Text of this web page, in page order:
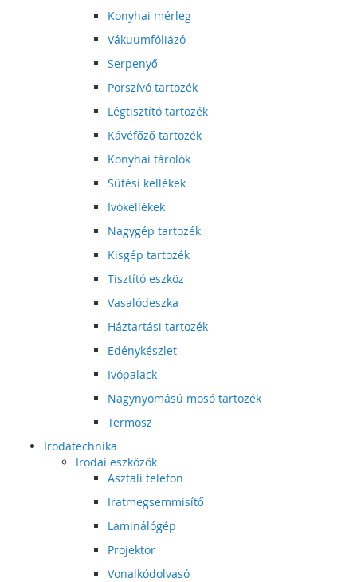
Konyhai mérleg
Vákuumfóliázó
Serpenyő
Porszívó tartozék
Légtisztító tartozék
Kávéfőző tartozék
Konyhai tárolók
Sütési kellékek
Ivókellékek
Nagygép tartozék
Kisgép tartozék
Tisztító eszköz
Vasalódeszka
Háztartási tartozék
Edénykészlet
Ivópalack
Nagynyomású mosó tartozék
Termosz
Irodatechnika
Irodai eszközök
Asztali telefon
Iratmegsemmisítő
Laminálógép
Projektor
Vonalkódolvasó